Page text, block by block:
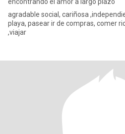
agradable social, cariñosa ,independiente ,me encanta bailar, la
playa, pasear ir de compras, comer rico con un buen vino,
,viajar